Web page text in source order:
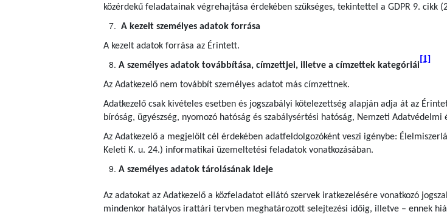
közérdekű feladatainak végrehajtása érdekében szükséges, tekintettel a GDPR 9. cikk
A kezelt személyes adatok forrása
A kezelt adatok forrása az Érintett.
A személyes adatok továbbítása, címzettjei, illetve a címzettek kategóriái
[1]
Az Adatkezelő nem továbbít személyes adatot más címzettnek.
Adatkezelő csak kivételes esetben és jogszabályi kötelezettség alapján adja át az
bíróság, ügyészség, nyomozó hatóság és szabálysértési hatóság, Nemzeti
Az Adatkezelő a megjelölt cél érdekében adatfeldolgozóként veszi igénybe:
Keleti K. u. 24.) informatikai üzemeltetési feladatok vonatkozásában.
A személyes adatok tárolásának ideje
Az adatokat az Adatkezelő a közfeladatot ellátó szervek iratkezelésére vonatkozó
mindenkor hatályos irattári tervben meghatározott selejtezési időig, illetve – ennek